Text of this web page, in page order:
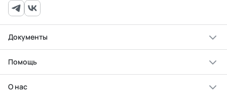
Документы
Помощь
О нас